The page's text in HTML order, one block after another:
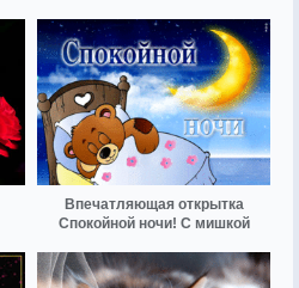
Впечатляющая открытка
Спокойной ночи! С мишкой